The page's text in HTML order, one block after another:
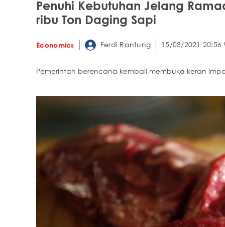
Penuhi Kebutuhan Jelang
ribu Ton Daging Sapi
Economics Ferdi Rantung 15/03/2021 20:56
Pemerintah berencana kembali membuka keran